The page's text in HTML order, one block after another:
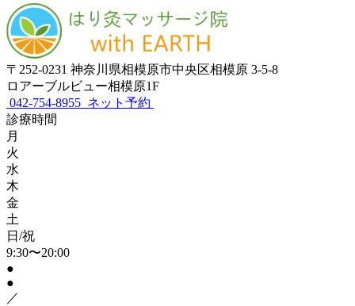
〒252-0231 神奈川県相模原市中央区相模原 3-5-8
ロアーブルビュー相模原1F
042-754-8955 ネット予約
診療時間
月
火
水
木
金
土
日/祝
9:30〜20:00
●
●
／